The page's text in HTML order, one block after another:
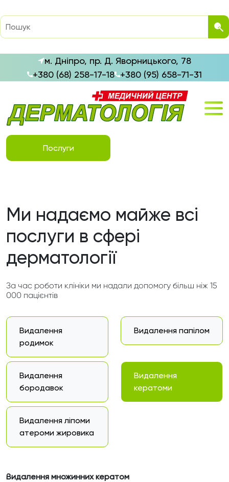
м. Дніпро, пр. Д. Яворницького, 78
+380 (68) 258-17-18 +380 (95) 658-71-31
Послуги
Ми надаємо майже всі
послуги в сфері
дерматології
За час роботи клініки ми надали допомогу більш ніж 15
000 пацієнтів
Видалення
родимок
Видалення папілом
Видалення
бородавок
Видалення
кератоми
Видалення ліпоми
атероми жировика
Видалення множинних кератом